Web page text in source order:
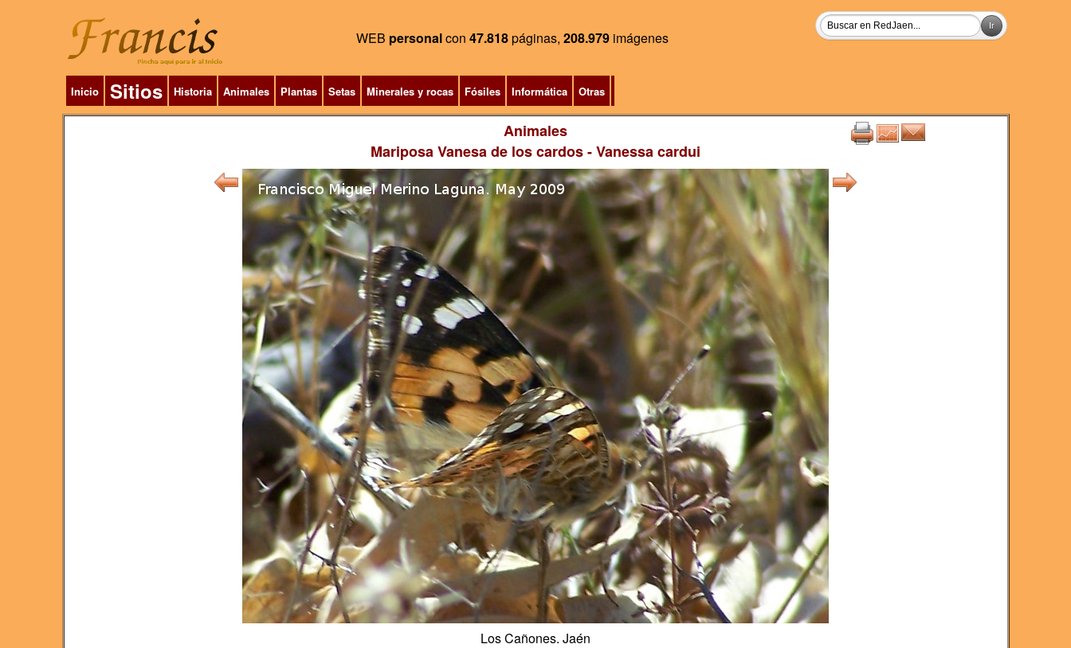
WEB personalcon 47.818páginas, 208.979 imágenes
Inicio Sitios Historia Animales Plantas Setas Minerales y rocas Fósiles Informática Otras
Animales
Mariposa Vanesa de los cardos- Vanessa cardui
Los Cañones. Jaén